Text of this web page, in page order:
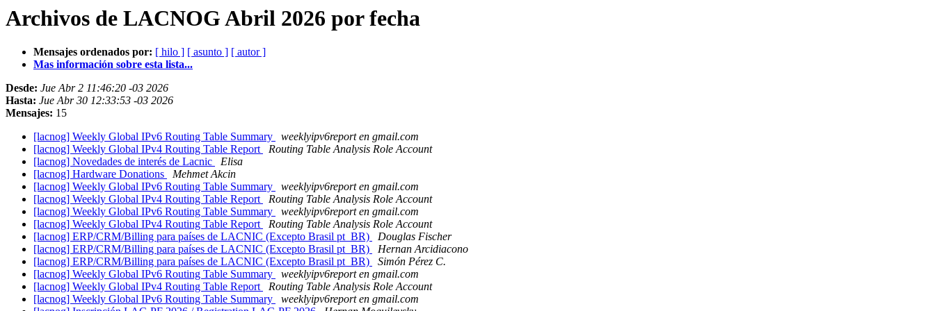
Archivos de LACNOG Abril 2026 por fecha
Mensajes ordenados por: [ hilo ] [ asunto ] [ autor ]
Mas información sobre esta lista...
Desde: Jue Abr 2 11:46:20 -03 2026
Hasta: Jue Abr 30 12:33:53 -03 2026
Mensajes: 15
[lacnog] Weekly Global IPv6 Routing Table Summary
weeklyipv6report en gmail.com
[lacnog] Weekly Global IPv4 Routing Table Report
Routing Table Analysis Role Account
[lacnog] Novedades de interés de Lacnic
Elisa
[lacnog] Hardware Donations
Mehmet Akcin
[lacnog] Weekly Global IPv6 Routing Table Summary
weeklyipv6report en gmail.com
[lacnog] Weekly Global IPv4 Routing Table Report
Routing Table Analysis Role Account
[lacnog] Weekly Global IPv6 Routing Table Summary
weeklyipv6report en gmail.com
[lacnog] Weekly Global IPv4 Routing Table Report
Routing Table Analysis Role Account
[lacnog] ERP/CRM/Billing para países de LACNIC (Excepto Brasil pt_BR)
Douglas Fischer
[lacnog] ERP/CRM/Billing para países de LACNIC (Excepto Brasil pt_BR)
Hernan Arcidiacono
[lacnog] ERP/CRM/Billing para países de LACNIC (Excepto Brasil pt_BR)
Simón Pérez C.
[lacnog] Weekly Global IPv6 Routing Table Summary
weeklyipv6report en gmail.com
[lacnog] Weekly Global IPv4 Routing Table Report
Routing Table Analysis Role Account
[lacnog] Weekly Global IPv6 Routing Table Summary
weeklyipv6report en gmail.com